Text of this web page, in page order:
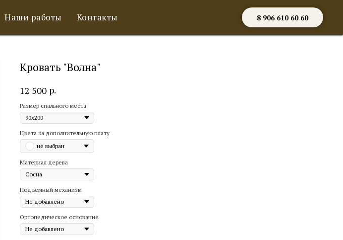
Наши работы Контакты 8 906 610 60 60
Кровать "Волна"
12 500 р.
Размер спального места
Цвета за дополнительную плату
не выбран
Материал дерева
Подъемный механизм
Ортопедическое основание